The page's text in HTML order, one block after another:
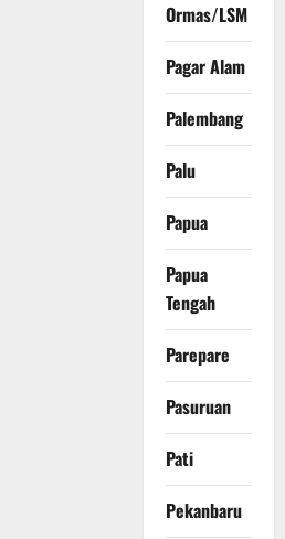
Ormas/LSM
Pagar Alam
Palembang
Palu
Papua
Papua
Tengah
Parepare
Pasuruan
Pati
Pekanbaru